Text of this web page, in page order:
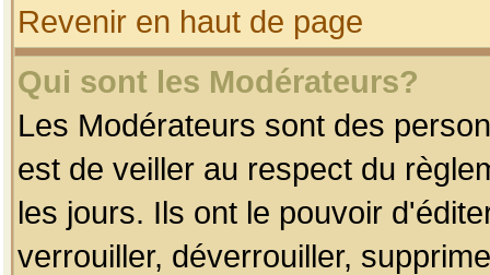
Revenir en haut de page
Qui sont les Modérateurs?
Les Modérateurs sont des
est de veiller au respect du
les jours. Ils ont le pouvoir
verrouiller, déverrouiller,